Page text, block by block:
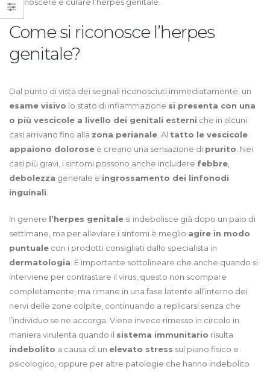
Come si riconosce l’herpes
genitale?
Dal punto di vista dei segnali riconosciuti immediatamente, un
esame visivo lo stato di infiammazione si presenta con una
o più vescicole a livello dei genitali esterni che in alcuni
casi arrivano fino alla zona perianale . Al tatto le vescicole
appaiono dolorose e creano una sensazione di prurito . Nei
casi più gravi, i sintomi possono anche includere febbre
debolezza generale e ingrossamento dei linfonodi
inguinali
In genere l’herpes genitale si indebolisce già dopo un paio di
settimane, ma per alleviare i sintomi è meglio agire in modo
puntuale con i prodotti consigliati dallo specialista in
dermatologia . È importante sottolineare che anche quando si
interviene per contrastare il virus, questo non scompare
completamente, ma rimane in una fase latente all’interno dei
nervi delle zone colpite, continuando a replicarsi senza che
l’individuo se ne accorga. Viene invece rimesso in circolo in
maniera virulenta quando il sistema immunitario risulta
indebolito a causa di un elevato stress sul piano fisico e
psicologico, oppure per altre patologie che hanno indebolito